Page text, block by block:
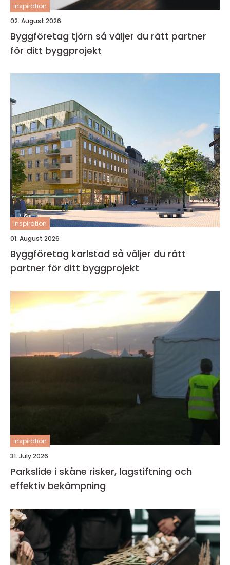
inspiration
02. August 2026
Byggföretag tjörn så väljer du rätt partner
för ditt byggprojekt
inspiration
01. August 2026
Byggföretag karlstad så väljer du rätt
partner för ditt byggprojekt
inspiration
31. July 2026
Parkslide i skåne risker, lagstiftning och
effektiv bekämpning